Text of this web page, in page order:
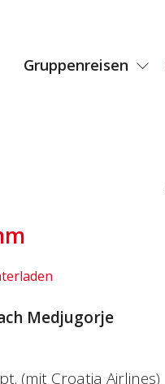
Gruppenreisen
Medjugorje
(mit Croatia Airlines)